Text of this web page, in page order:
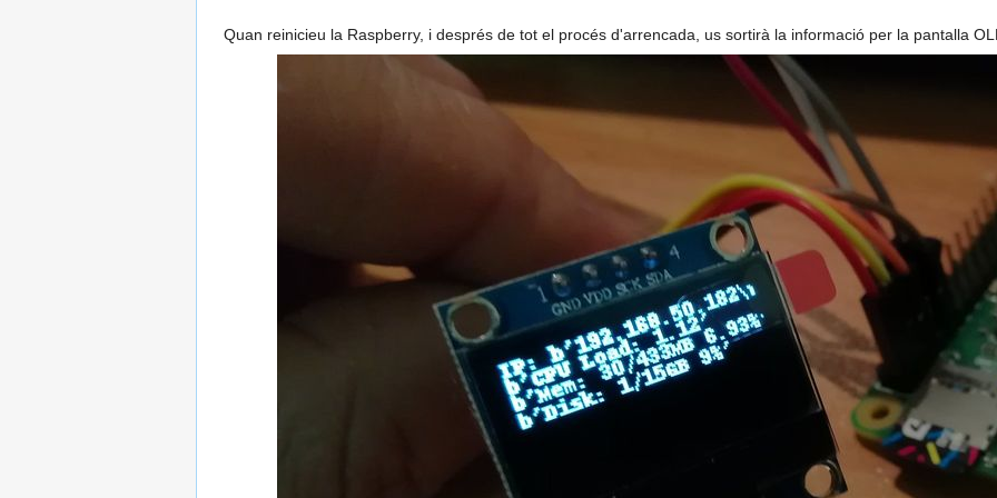
Quan reinicieu la Raspberry, i després de tot el procés d'arrencada, us sortirà la informació per la pantalla